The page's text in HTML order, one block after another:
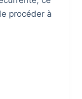
procéder à